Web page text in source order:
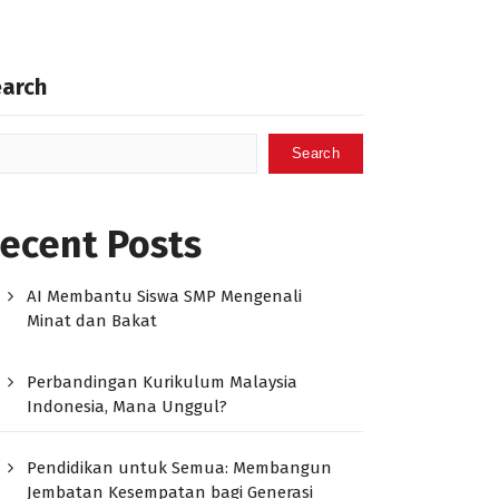
Search
Posts
AI Membantu Siswa SMP Mengenali
Minat dan Bakat
Perbandingan Kurikulum Malaysia
Indonesia, Mana Unggul?
Pendidikan untuk Semua: Membangun
Jembatan Kesempatan bagi Generasi